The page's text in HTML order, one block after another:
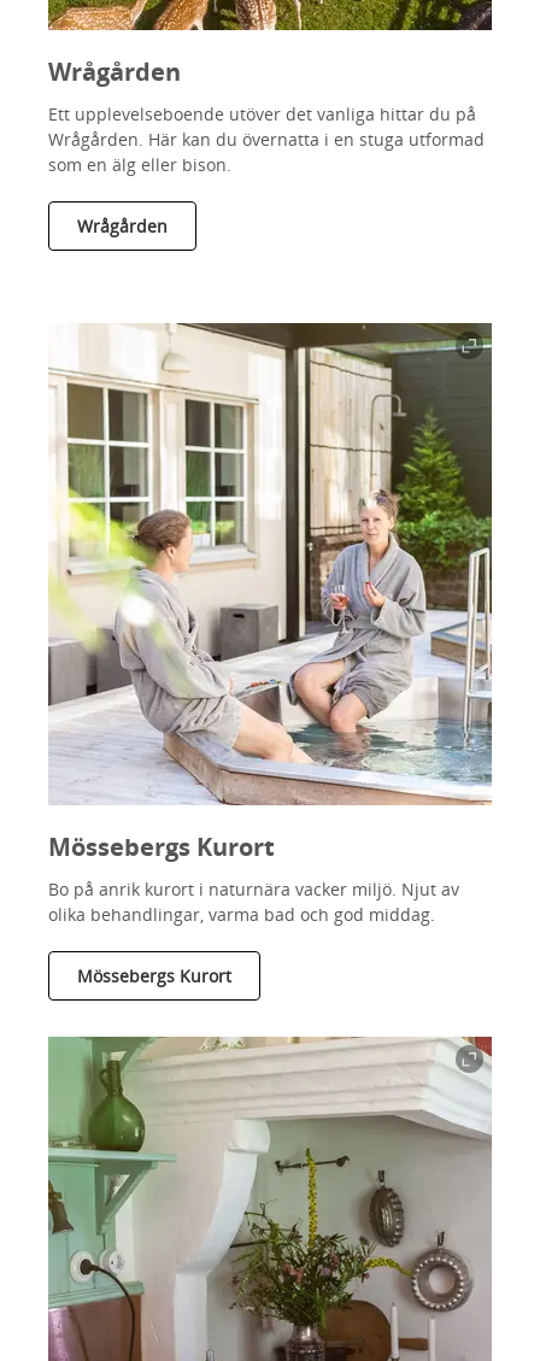
Wrågården
Ett upplevelseboende utöver det vanliga hittar du på
Wrågården. Här kan du övernatta i en stuga utformad
som en älg eller bison.
Wrågården
Mössebergs Kurort
Bo på anrik kurort i naturnära vacker miljö. Njut av
olika behandlingar, varma bad och god middag.
Mössebergs Kurort